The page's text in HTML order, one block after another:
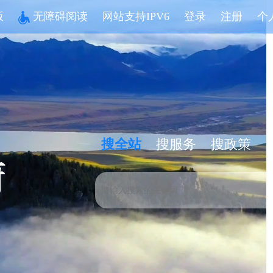
无障碍阅读 网站支持IPV6 登录 注册 个
搜全站 搜服务 搜政策